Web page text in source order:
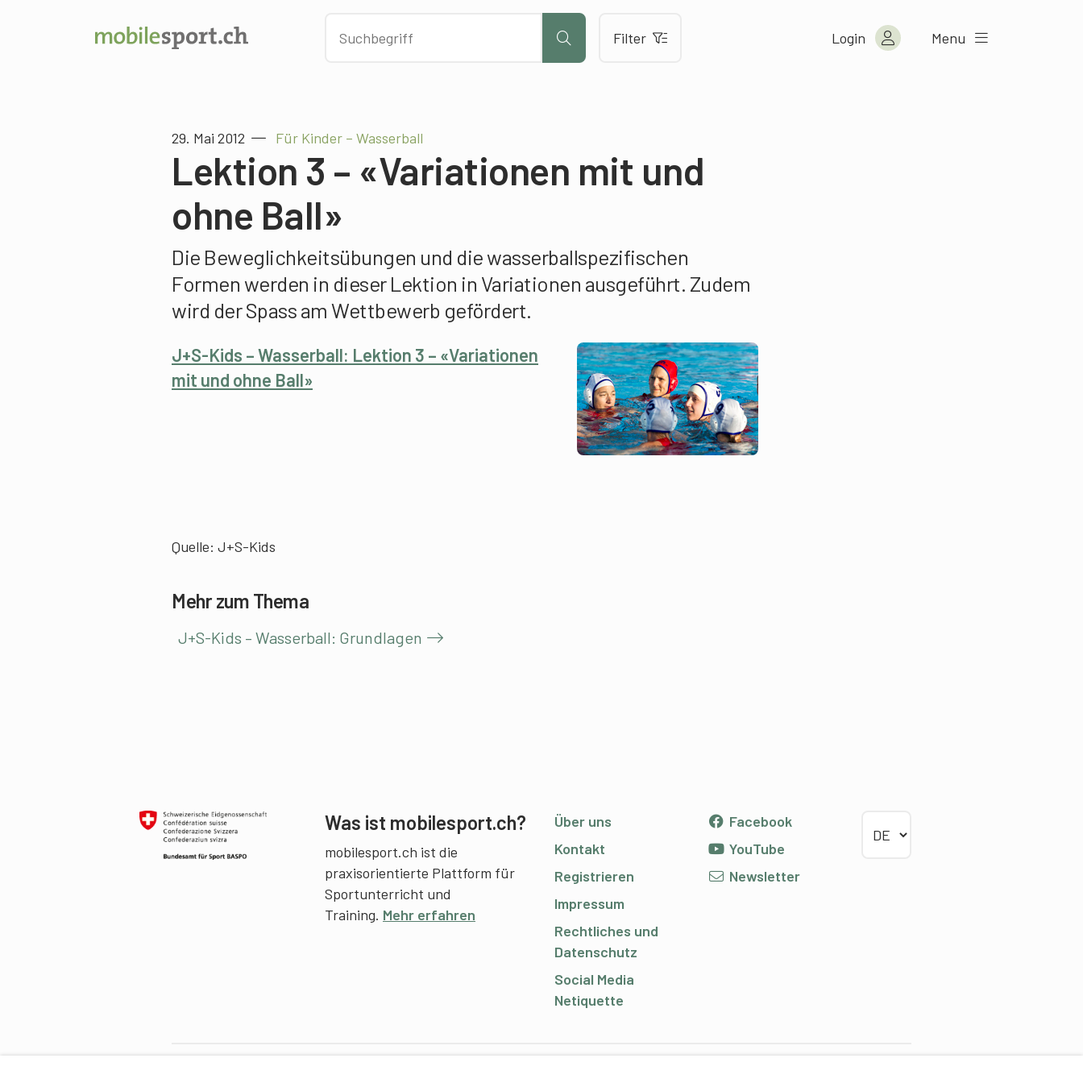
Filter Login Menu
29. Mai 2012 Für Kinder – Wasserball
Lektion 3 – «Variationen mit und
ohne Ball»
Die Beweglichkeitsübungen und die wasserballspezifischen
Formen werden in dieser Lektion in Variationen ausgeführt. Zudem
wird der Spass am Wettbewerb gefördert.
J+S-Kids – Wasserball: Lektion 3 – «Variationen
mit und ohne Ball»
Quelle: J+S-Kids
Mehr zum Thema
J+S-Kids – Wasserball: Grundlagen
Was ist mobilesport.ch?
mobilesport.ch ist die
praxisorientierte Plattform für
Sportunterricht und
Training. Mehr erfahren
Über uns
Kontakt
Registrieren
Impressum
Rechtliches und
Datenschutz
Social Media
Netiquette
Facebook
YouTube
Newsletter